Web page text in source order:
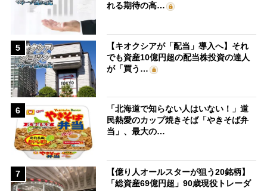
れる期待の高…
5
【キオクシアが「配当」導入へ】それ
でも資産10億円超の配当株投資の達人
が「買う…
6
「北海道で知らない人はいない！」道
民熱愛のカップ焼きそば「やきそば弁
当」、最大の…
7
【億り人オールスターが狙う20銘柄】
「総資産69億円超」90歳現役トレーダ